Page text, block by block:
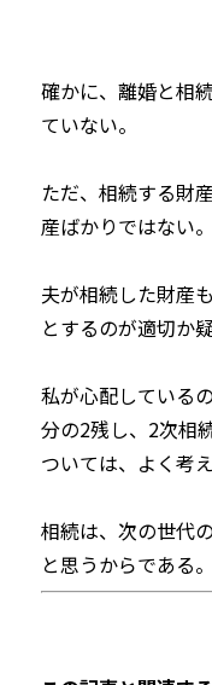
確かに、離婚と相
ていない。
ただ、相続する財
産ばかりではない。
夫が相続した財産
とするのが適切か
私が心配している
分の2残し、2次相
ついては、よく考
相続は、次の世代
と思うからである。